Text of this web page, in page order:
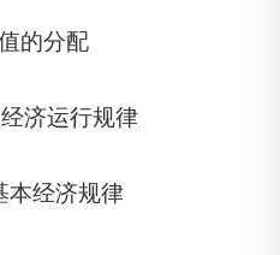
的分配
济运行规律
本经济规律